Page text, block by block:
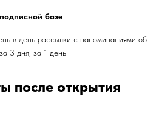
базе
в день рассылки с напоминаниями об
3 дня, за 1 день
после открытия